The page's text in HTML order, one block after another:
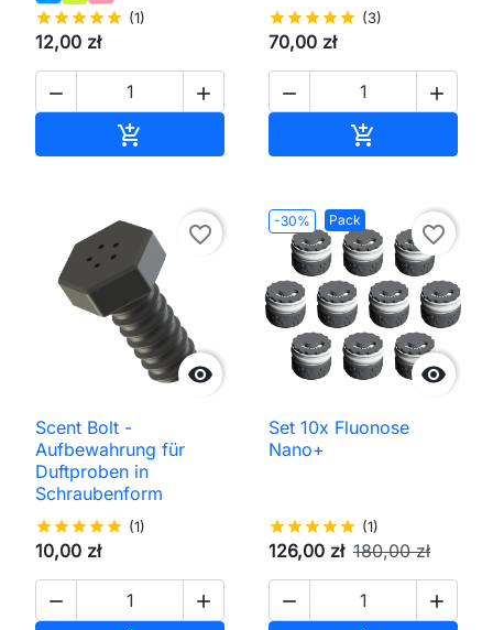
starstarstarstarstar (1)
12,00 zł
 

starstarstarstarstar (3)
70,00 zł
 


favorite_border
Scent Bolt -
Aufbewahrung für
Duftproben in
Schraubenform
starstarstarstarstar (1)
10,00 zł
 
-30% Pack

favorite_border
Set 10x Fluonose
Nano+
starstarstarstarstar (1)
126,00 zł 180,00 zł
 